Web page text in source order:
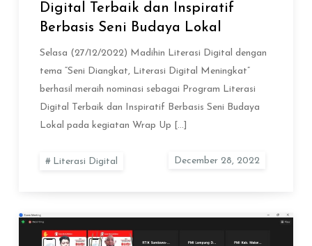
Digital Terbaik dan Inspiratif
Berbasis Seni Budaya Lokal
Selasa (27/12/2022) Madihin Literasi Digital dengan
tema “Seni Diangkat, Literasi Digital Meningkat”
berhasil meraih nominasi sebagai Program Literasi
Digital Terbaik dan Inspiratif Berbasis Seni Budaya
Lokal pada kegiatan Wrap Up […]
Literasi Digital